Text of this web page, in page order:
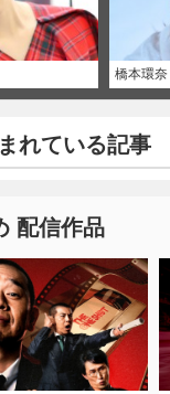
橋本環奈
れている記事
配信作品